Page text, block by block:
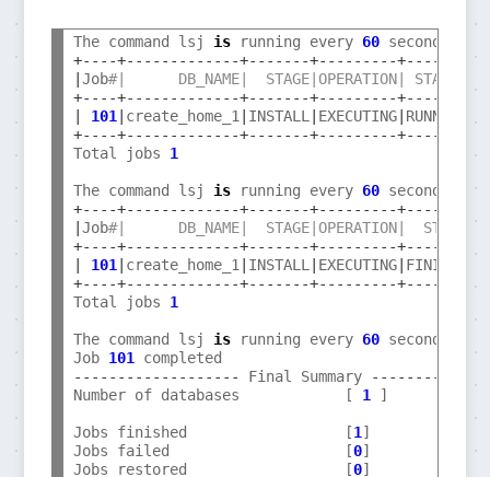
The command lsj is running every 60 seconds
+----+-------------+-------+---------+-------
Job#|      DB_NAME|  STAGE|OPERATION|
+----+-------------+-------+---------+-------
101 create_home_1 INSTALL EXECUTING| RUNNING
+----+-------------+-------+---------+-------
Total jobs 1
The command lsj is running every 60 seconds
+----+-------------+-------+---------+--------
Job#|      DB_NAME|  STAGE|OPERATION|
+----+-------------+-------+---------+--------
101 create_home_1 INSTALL EXECUTING| FINISHED
+----+-------------+-------+---------+--------
Total jobs 1
The command lsj is running every 60 seconds
Job 101
-------------------
Final Summary
Number of databases            [ 1 ]
Jobs finished                  [1 ]
Jobs failed                    [0]
Jobs restored                  [0]